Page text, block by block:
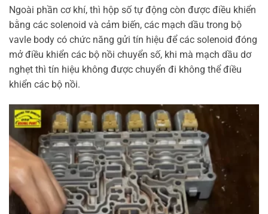
Ngoài phần cơ khí, thì hộp số tự động còn được điều khiển
bằng các solenoid và cảm biến, các mạch dầu trong bộ
vavle body có chức năng gửi tín hiệu để các solenoid đóng
mở điều khiển các bộ nồi chuyển số, khi mà mạch dầu dơ
nghẹt thì tín hiệu không được chuyển đi không thể điều
khiển các bộ nồi.